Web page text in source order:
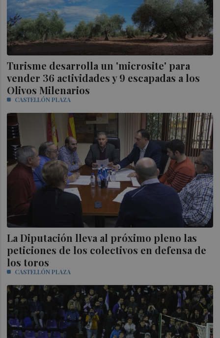
Turisme desarrolla un 'microsite' para
vender 36 actividades y 9 escapadas a los
Olivos Milenarios
CASTELLÓN PLAZA
La Diputación lleva al próximo pleno las
peticiones de los colectivos en defensa de
los toros
CASTELLÓN PLAZA